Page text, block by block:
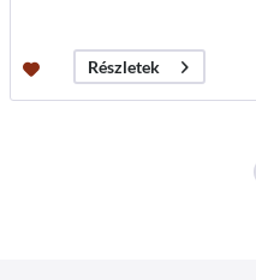
Részletek